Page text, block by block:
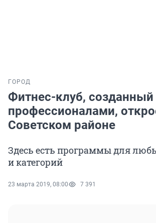
ГОРОД
Фитнес-клуб, созданный
профессионалами,
Советском районе
Здесь есть программы для
и категорий
23 марта 2019, 08:00 7 391